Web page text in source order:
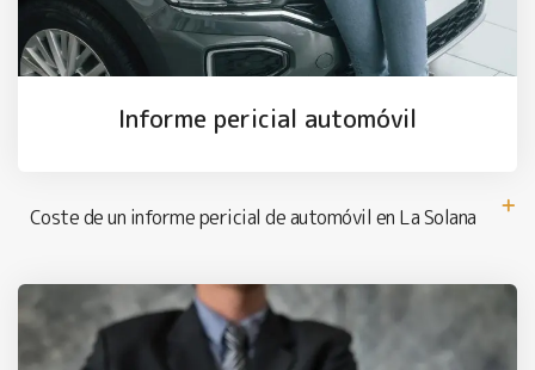
Informe pericial automóvil
Coste de un informe pericial de automóvil en La Solana